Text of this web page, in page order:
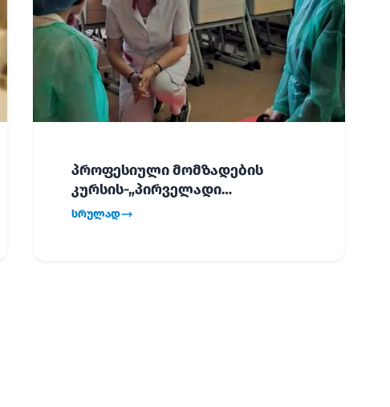
პროფესიული მომზადების
კურსის-„პირველადი
გადაუდებელი დახმარება“,
სრულად